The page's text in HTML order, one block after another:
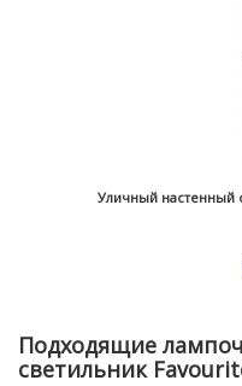
Уличный настенный
Подходящие
светильник